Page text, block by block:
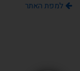
למפת האתר